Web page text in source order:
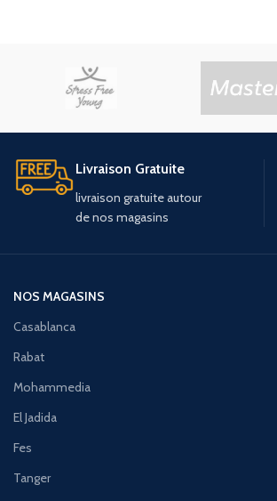
Livraison Gratuite
livraison gratuiteautour
denos magasins
NOS MAGASINS
Casablanca
Rabat
Mohammedia
El Jadida
Fes
Tanger